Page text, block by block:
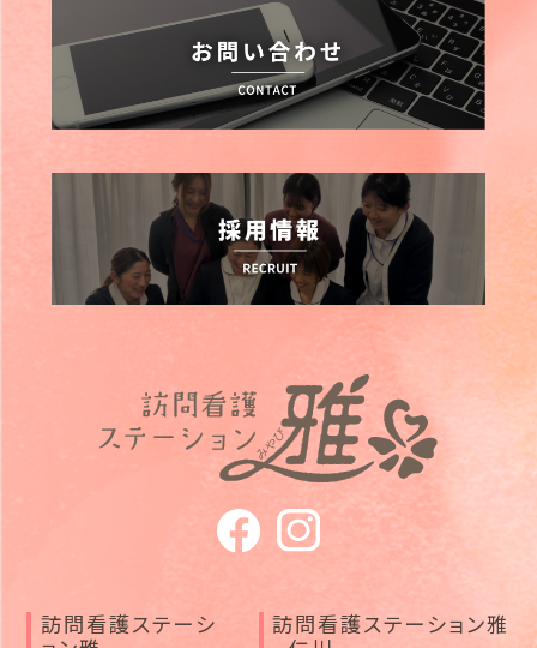
訪問看護ステーシ
訪問看護ステーション雅